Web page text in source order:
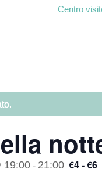
Centro
19:00 - 21:00 €4 - €6